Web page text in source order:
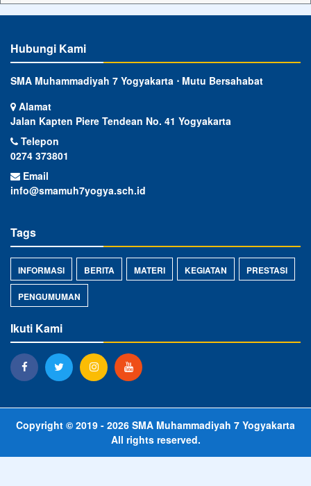
Hubungi Kami
SMA Muhammadiyah 7 Yogyakarta ⋅ Mutu Bersahabat
Alamat
Jalan Kapten Piere Tendean No. 41 Yogyakarta
Telepon
0274 373801
Email
info@smamuh7yogya.sch.id
Tags
INFORMASI BERITA MATERI KEGIATAN PRESTASI
PENGUMUMAN
Ikuti Kami
Copyright © 2019 - 2026 SMA Muhammadiyah 7 Yogyakarta
All rights reserved.